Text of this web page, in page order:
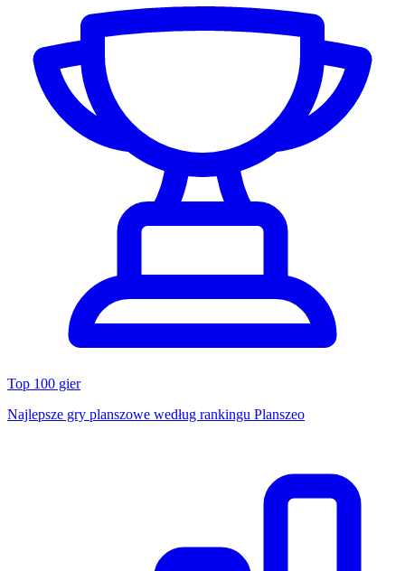
Top 100 gier
Najlepsze gry planszowe według rankingu Planszeo